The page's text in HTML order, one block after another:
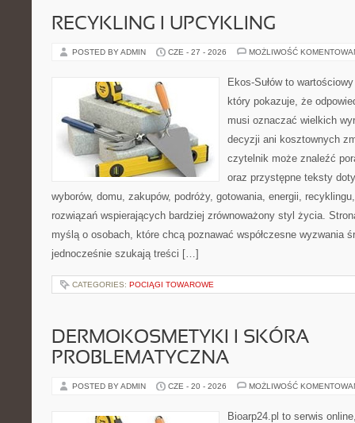
RECYKLING I UPCYKLING
POSTED BY ADMIN CZE - 27 - 2026 MOŻLIWOŚĆ
Ekos-Sułów to
który pokazuje, że
musi oznaczać wielkich
decyzji ani kosztownych
czytelnik może znaleźć
oraz przystępne teksty
wyborów, domu, zakupów, podróży, gotowania, energii,
rozwiązań wspierających bardziej zrównoważony styl życia.
myślą o osobach, które chcą poznawać współczesne wyzwania
jednocześnie szukają treści […]
CATEGORIES: POCIĄGI TOWAROWE
DERMOKOSMETYKI I SKÓRA
PROBLEMATYCZNA
POSTED BY ADMIN CZE - 20 - 2026 MOŻLIWOŚĆ
Bioarp24.pl to serwis